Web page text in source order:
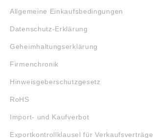
Allgemeine Einkaufsbedingungen
Datenschutz-Erklärung
Geheimhaltungserklärung
Firmenchronik
Hinweisgeberschutzgesetz
RoHS
Import- und Kaufverbot
Exportkontrollklausel für Verkaufsverträge